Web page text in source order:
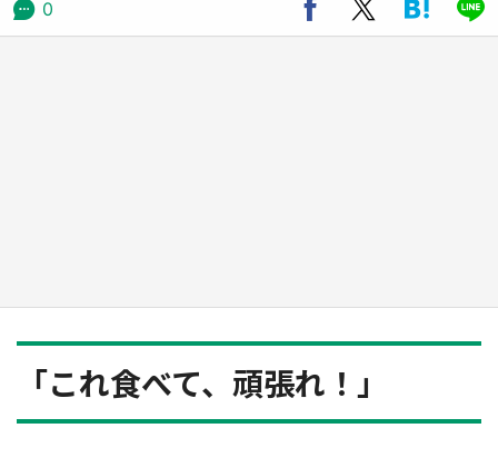
『薬屋のひとりごと』の〝舞〟の世界に入り込
む 六本木ヒルズ展望台でコラボ、本邦初公開
0
「これ食べて、頑張れ！」